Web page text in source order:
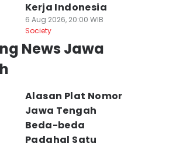
Kerja Indonesia
6 Aug 2026, 20:00 WIB
Society
News Jawa
Alasan Plat Nomor
Jawa Tengah
Beda-beda
Padahal Satu